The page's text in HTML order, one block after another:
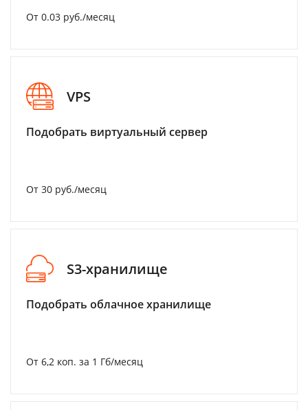
От 0.03 руб./месяц
VPS
Подобрать виртуальный сервер
От 30 руб./месяц
S3-хранилище
Подобрать облачное хранилище
От 6,2 коп. за 1 Гб/месяц